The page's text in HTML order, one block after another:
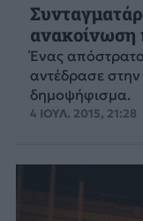
ανακοίνωση
Ένας
αντέδρασε
δημοψήφισμα.
4 ΙΟΥΛ. 2015, 21:28